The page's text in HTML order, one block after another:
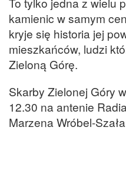
kamienic w samym
kryje się historia jej
mieszkańców, ludzi
Zieloną Górę.
Skarby Zielonej Góry
12.30 na antenie
Marzena Wróbel-Szała